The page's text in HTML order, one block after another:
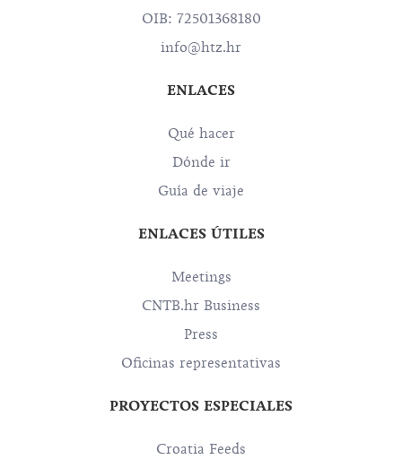
OIB: 72501368180
info@htz.hr
ENLACES
Qué hacer
Dónde ir
Guía de viaje
ENLACES ÚTILES
Meetings
CNTB.hr Business
Press
Oficinas representativas
PROYECTOS ESPECIALES
Croatia Feeds